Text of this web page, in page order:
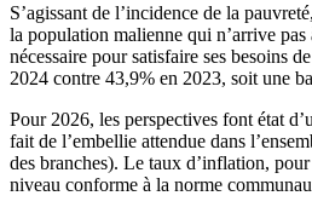
S’agissant de l’incidence de la
la population malienne qui n’arrive
nécessaire pour satisfaire ses besoins
2024 contre 43,9% en 2023, soit une
Pour 2026, les perspectives font état
fait de l’embellie attendue dans
des branches). Le taux d’inflation,
niveau conforme à la norme